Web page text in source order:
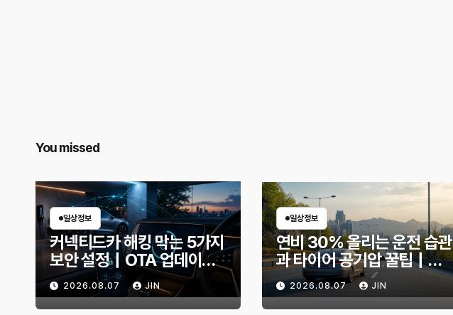
You missed
일상정보
커넥티드카 해킹 막는 5가지
보안 설정｜OTA 업데이트
부터 디지털 키까지, 지금 확
인할 것은?
2026.08.07 JIN
일상정보
연비 30% 올리는 운전 습관
과 타이어 공기압 꿀팁｜주
유비가 달라지는 핵심은?
2026.08.07 JIN